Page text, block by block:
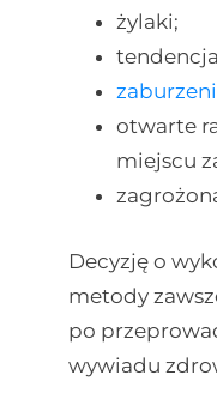
żylaki;
otwarte
miejscu
Decyzję o
metody
po
wywiadu